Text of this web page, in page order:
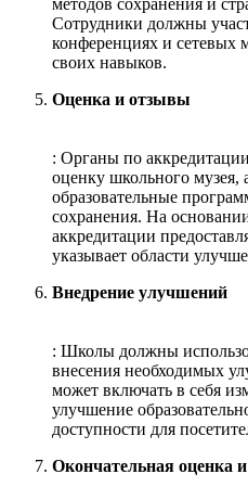
Сотрудники должны
конференциях и сетевых
своих навыков.
Оценка и отзывы
: Органы по
оценку школьного музея,
образовательные
сохранения. На
аккредитации
указывает области
Внедрение улучшений
: Школы должны
внесения необходимых
может включать в себя
улучшение
доступности для
Окончательная оценка